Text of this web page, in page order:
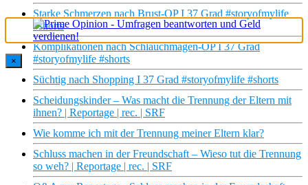
Starke Schmerzen nach Brust-OP I 37 Grad #storyofmylife
#shorts
Komplikationen nach Schlauchmagen-OP I 37 Grad
#storyofmylife #shorts
Süchtig nach Shopping I 37 Grad #storyofmylife #shorts
Scheidungskinder – Was macht die Trennung der Eltern mit
ihnen? | Reportage | rec. | SRF
Wie komme ich mit der Trennung meiner Eltern klar?
Schluss machen in der Freundschaft – Wieso tut die Trennung
so weh? | Reportage | rec. | SRF
×